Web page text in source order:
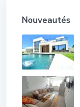
Nouveautés